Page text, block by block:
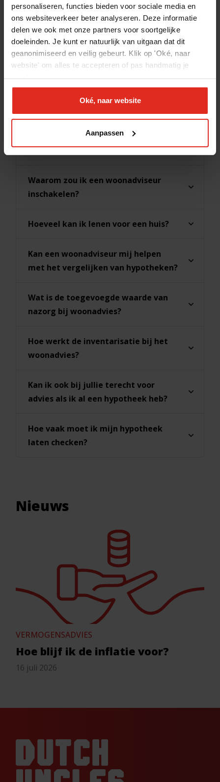
personaliseren, functies bieden voor sociale media en
ons websiteverkeer beter analyseren. Deze informatie
delen we ook met onze partners voor soortgelijke
doeleinden. Je kunt er natuurlijk van uitgaan dat dit
geanonimiseerd en veilig gebeurt. Klik op 'Oké, naar
website' om alles te accepteren of pas handmatig je
voorkeuren aan.
Oké, naar website
Aanpassen
financiële situatie tot het bemiddelen
tussen verschillende geldverstrekkers en
het bieden van nazorg. We geven advies
over de beste hypotheekconstructie,
berekenen je maximale hypotheek, en
Waarom zou ik een woonadviseur
inschakelen?
Hoeveel kan ik lenen voor een huis?
Kan een woonadviseur mij helpen
met het vergelijken van hypotheken?
Wat is de toegevoegde waarde van
nazorg bij woonadvies?
Hoe werkt de inventarisatie bij het
woonadvies?
Kan ik ook bij jullie terecht voor
advies als ik al een hypotheek heb?
Hoe vaak moet ik mijn hypotheek
laten checken?
Nieuws
VERMOGENSADVIES
Hoe blijf ik de inflatie voor?
16 juli 2026